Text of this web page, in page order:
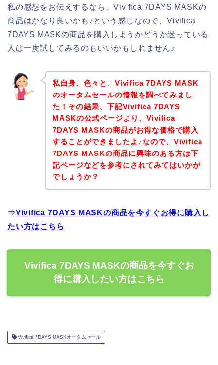
私の感想をお伝えするなら、Vivifica 7DAYS MASKの
商品はかなり良いかも♪という感じなので、Vivifica
7DAYS MASKの商品を購入しようかどうか迷っている
人は一度試してみるのもいいかもしれません♪
私自身、色々と、Vivifica 7DAYS MASK
のオータムセールの情報を調べてみまし
た！その結果、下記Vivifica 7DAYS
MASKの公式ページより、Vivifica
7DAYS MASKの商品がお得な価格で購入
することができましたよ♪なので、Vivifica
7DAYS MASKの商品に興味のある方は下
記ページなどを参考にされてみてはいかが
でしょうか？
⇒Vivifica 7DAYS MASKの商品を今すぐお得に購入し
たい方はこちら
Vivifica 7DAYS MASKの商品を今すぐお
得に購入したい方はこちら
Vivifica 7DAYS MASKオータムセール